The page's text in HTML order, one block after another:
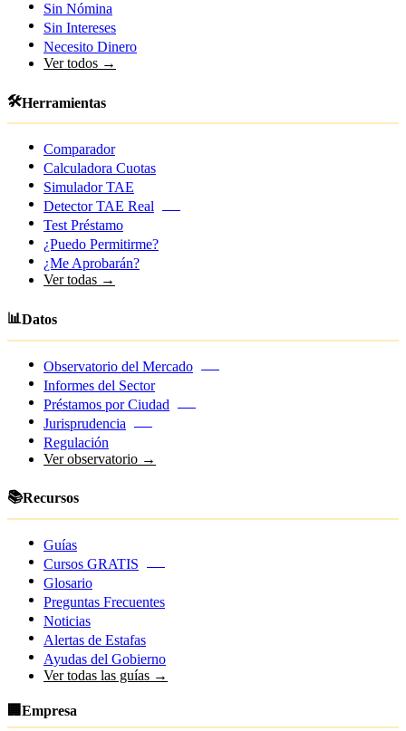
Sin Nómina
Sin Intereses
Necesito Dinero
Ver todos →
🛠️Herramientas
Comparador
Calculadora Cuotas
Simulador TAE
Detector TAE Real
Test Préstamo
¿Puedo Permitirme?
¿Me Aprobarán?
Ver todas →
📊Datos
Observatorio del Mercado
Informes del Sector
Préstamos por Ciudad
Jurisprudencia
Regulación
Ver observatorio →
📚Recursos
Guías
Cursos GRATIS
Glosario
Preguntas Frecuentes
Noticias
Alertas de Estafas
Ayudas del Gobierno
Ver todas las guías →
🏢 Empresa